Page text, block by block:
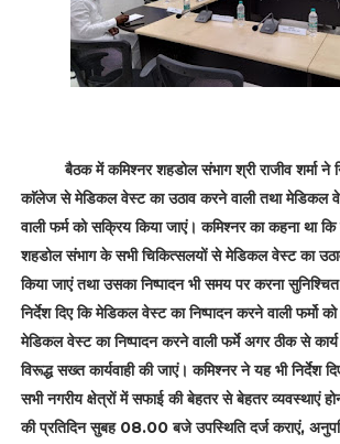
बैठक में कमिश्नर शहडोल संभाग श्री राजीव शर्मा ने
काॅलेज से मेडिकल वेस्ट का उठाव करने वाली तथा मेडिकल
वाली फर्म को सक्रिय किया जाएं। कमिश्नर का कहना था
शहडोल संभाग के सभी चिकित्सलयों से मेडिकल वेस्ट का
किया जाएं तथा उसका निष्पादन भी समय पर करना
निर्देश दिए कि मेडिकल वेस्ट का निष्पादन करने वाली फर्मो
मेडिकल वेस्ट का निष्पादन करने वाली फर्मे अगर ठीक से
विरूद्ध सख्त कार्यवाही की जाएं। कमिश्नर ने यह भी निर्देश
सभी नगरीय क्षेत्रों में सफाई की बेहतर से बेहतर व्यवस्थाएं
की प्रतिदिन सुबह 08.00 बजे उपस्थिति दर्ज कराएं,